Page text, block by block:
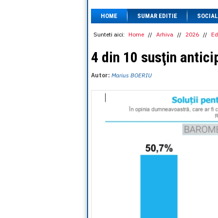
HOME SUMAR EDITIE SOCIAL
Sunteti aici: Home // Arhiva // 2026 //
4 din 10 susţin
Autor: Marius BOERIU